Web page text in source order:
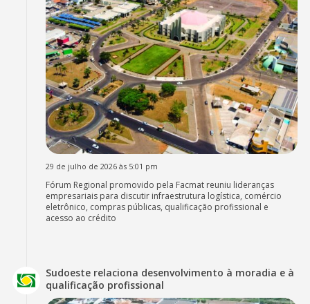
29 de julho de 2026 às 5:01 pm
Fórum Regional promovido pela Facmat reuniu lideranças
empresariais para discutir infraestrutura logística, comércio
eletrônico, compras públicas, qualificação profissional e
acesso ao crédito
Sudoeste relaciona desenvolvimento à moradia e à
qualificação profissional